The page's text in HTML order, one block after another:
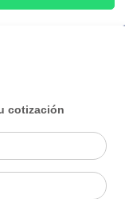
cotización